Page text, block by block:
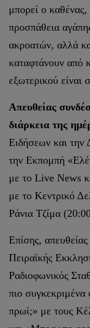
μπορεί ο
προσπάθεια
ακροατών, αλλά
καταφτάνουν από
εξωτερικού είναι
Απευθείας
διάρκεια της
Ειδήσεων και
την Εκπομπή
με το Live News
με το Κεντρικό
Ράνια Τζίμα
Επίσης,
Πειραϊκής
Ραδιοφωνικός
πιο συγκεκριμένα
πρωί;» με τους